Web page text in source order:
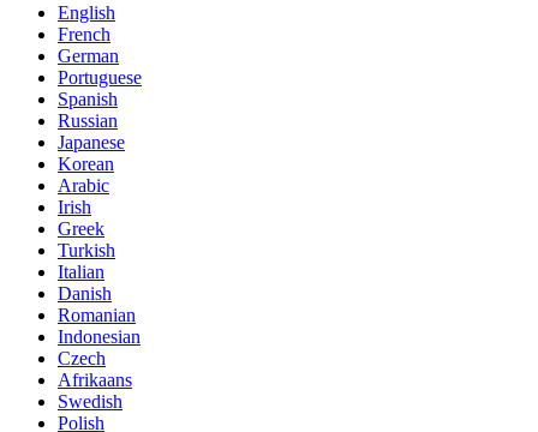
English
French
German
Portuguese
Spanish
Russian
Japanese
Korean
Arabic
Irish
Greek
Turkish
Italian
Danish
Romanian
Indonesian
Czech
Afrikaans
Swedish
Polish